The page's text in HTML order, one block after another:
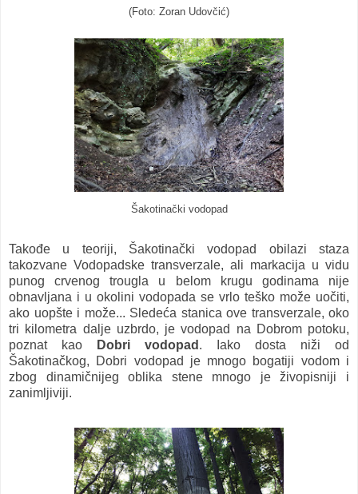
(Foto: Zoran Udovčić)
Šakotinački vodopad
Takođe u teoriji, Šakotinački vodopad obilazi staza
takozvane Vodopadske transverzale, ali markacija u vidu
punog crvenog trougla u belom krugu godinama nije
obnavljana i u okolini vodopada se vrlo teško može uočiti,
ako uopšte i može... Sledeća stanica ove transverzale, oko
tri kilometra dalje uzbrdo, je vodopad na Dobrom potoku,
poznat kao
Dobri vodopad . Iako dosta niži od
Šakotinačkog, Dobri vodopad je mnogo bogatiji vodom i
zbog dinamičnijeg oblika stene mnogo je živopisniji i
zanimljiviji.